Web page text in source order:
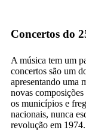
Concertos do
A música tem um
concertos são um
apresentando uma
novas
os municípios e
nacionais, nunca
revolução em 1974.